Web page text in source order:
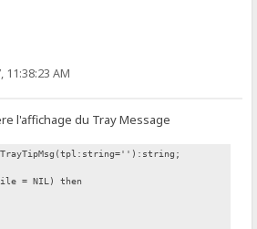
11:38:23 AM
l'affichage du Tray Message
= NIL) then